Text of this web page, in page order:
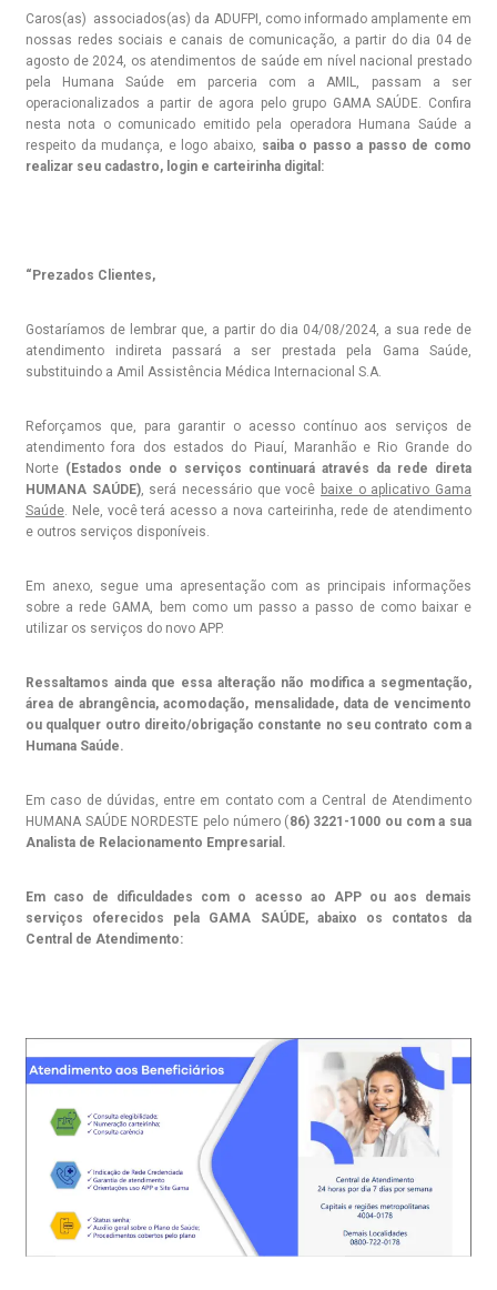
Caros(as) associados(as) da ADUFPI, como informado amplamente em
nossas redes sociais e canais de comunicação, a partir do dia 04 de
agosto de 2024, os atendimentos de saúde em nível nacional prestado
pela Humana Saúde em parceria com a AMIL, passam a ser
operacionalizados a partir de agora pelo grupo GAMA SAÚDE. Confira
nesta nota o comunicado emitido pela operadora Humana Saúde a
respeito da mudança, e logo abaixo, saiba o passo a passo de como
realizar seu cadastro, login e carteirinha digital:
“Prezados Clientes,
Gostaríamos de lembrar que, a partir do dia 04/08/2024, a sua rede de
atendimento indireta passará a ser prestada pela Gama Saúde,
substituindo a Amil Assistência Médica Internacional S.A.
Reforçamos que, para garantir o acesso contínuo aos serviços de
atendimento fora dos estados do Piauí, Maranhão e Rio Grande do
Norte (Estados onde o serviços continuará através da rede direta
HUMANA SAÚDE), será necessário que você baixe o aplicativo Gama
Saúde. Nele, você terá acesso a nova carteirinha, rede de atendimento
e outros serviços disponíveis.
Em anexo, segue uma apresentação com as principais informações
sobre a rede GAMA, bem como um passo a passo de como baixar e
utilizar os serviços do novo APP.
Ressaltamos ainda que essa alteração não modifica a segmentação,
área de abrangência, acomodação, mensalidade, data de vencimento
ou qualquer outro direito/obrigação constante no seu contrato com a
Humana Saúde.
Em caso de dúvidas, entre em contato com a Central de Atendimento
HUMANA SAÚDE NORDESTE pelo número ( 86) 3221-1000 ou com a sua
Analista de Relacionamento Empresarial.
Em caso de dificuldades com o acesso ao APP ou aos demais
serviços oferecidos pela GAMA SAÚDE, abaixo os contatos da
Central de Atendimento: